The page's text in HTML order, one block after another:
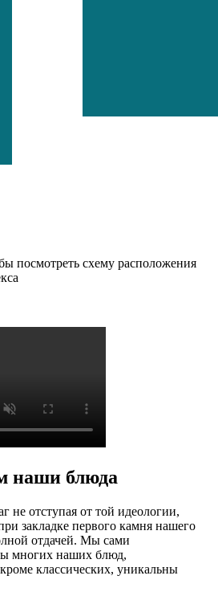
посмотреть схему расположения
наши блюда
не отступая от той идеологии,
закладке первого камня нашего
отдачей. Мы сами
многих наших блюд,
классических, уникальны